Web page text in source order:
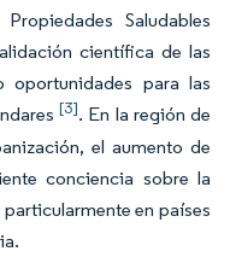
Saludables
científica de las
oportunidades para las
[3]. En la región de
el aumento de
conciencia sobre la
en países